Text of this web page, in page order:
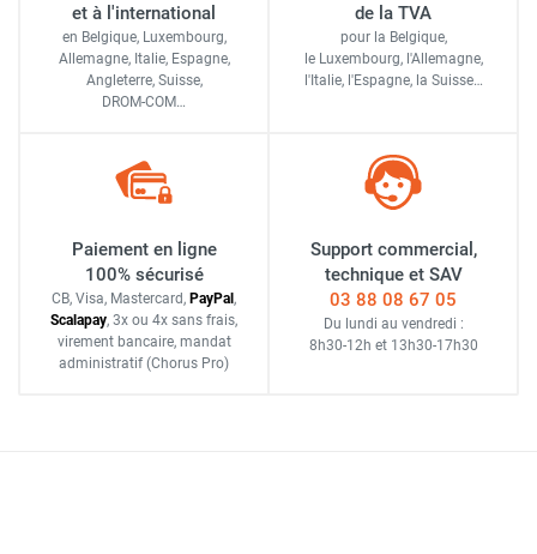
et à l'international
en Belgique, Luxembourg,
Allemagne, Italie, Espagne,
Angleterre, Suisse,
DROM-COM…
de la TVA
pour la Belgique,
le Luxembourg, l'Allemagne,
l'Italie, l'Espagne, la Suisse…
Paiement en ligne
100% sécurisé
CB, Visa, Mastercard, PayPal ,
Scalapay, 3x ou 4x sans frais,
virement bancaire, mandat
administratif (Chorus Pro)
Support commercial,
technique et SAV
03 88 08 67 05
Du lundi au vendredi :
8h30-12h et 13h30-17h30